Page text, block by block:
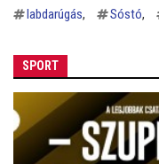
labdarúgás Sóstó
SPORT